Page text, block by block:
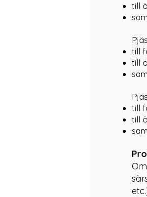
till
till
till
till
till